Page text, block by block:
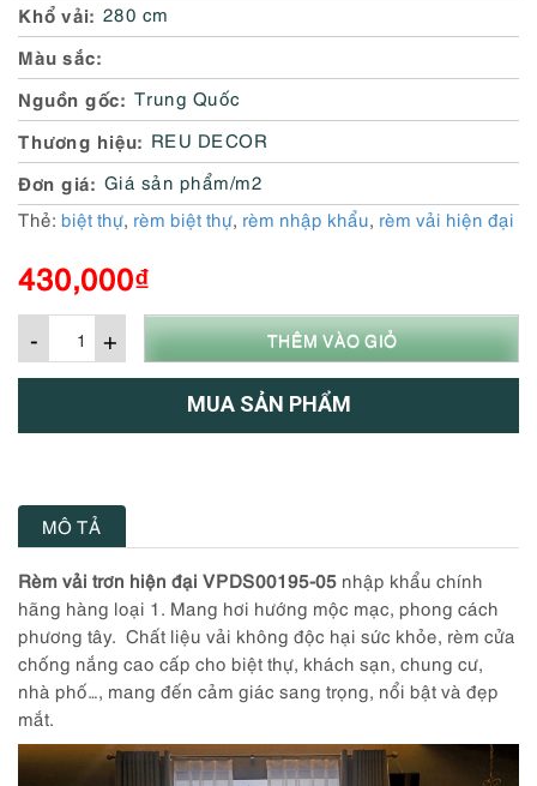
Khổ vải 280 cm
Màu sắc
Nguồn gốc
Trung Quốc
Thương hiệu REU DECOR
Đơn giá
Giá sản phẩm/m2
Thẻ: biệt thự, rèm biệt thự, rèm nhập khẩu, rèm vải hiện đại
430,000₫
+
- THÊM VÀO GIỎ
MUA SẢN PHẨM
MÔ TẢ
Rèm vải trơn hiện đại VPDS00195-05 nhập khẩu chính
hãng hàng loại 1. Mang hơi hướng mộc mạc, phong cách
phương tây. Chất liệu vải không độc hại sức khỏe, rèm cửa
chống nắng cao cấp cho biệt thự, khách sạn, chung cư,
nhà phố…, mang đến cảm giác sang trọng, nổi bật và đẹp
mắt.